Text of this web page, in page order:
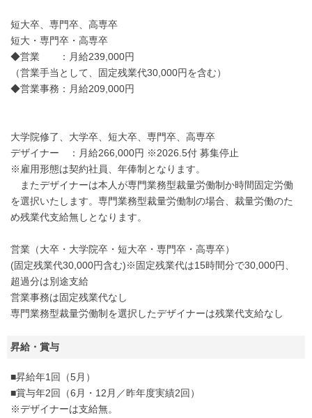
短大卒、専門卒、高専卒
短大・専門卒・高専卒
◆営業 ：月給239,000円
（営業手当として、固定残業代30,000円を含む）
◆営業事務：月給209,000円
大学院修了、大学卒、短大卒、専門卒、高専卒
デザイナー ：月給266,000円 ※2026.5付 募集停止
※雇用形態は契約社員、年俸制となります。
またデザイナーは本人が専門業務型裁量労働制か時間固定労働
を選択いたします。専門業務型裁量労働制の場合、裁量労働のた
め残業代支給無しとなります。
営業（大卒・大学院卒・短大卒・専門卒・高専卒）
(固定残業代30,000円含む)※固定残業代は15時間分で30,000円、
超過分は別途支給
営業事務は固定残業代なし
専門業務型裁量労働制を選択したデザイナーは残業代支給なし
昇給・賞与
■昇給年1回（5月）
■賞与年2回（6月・12月／昨年度実績2回）
※デザイナーは支給無。